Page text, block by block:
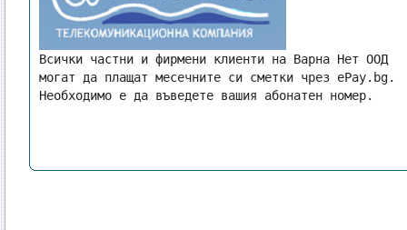
Всички частни и фирмени клиенти на Варна Нет ООД
могат да плащат месечните си сметки чрез ePay.bg.
Необходимо е да въведете вашия абонатен номер.